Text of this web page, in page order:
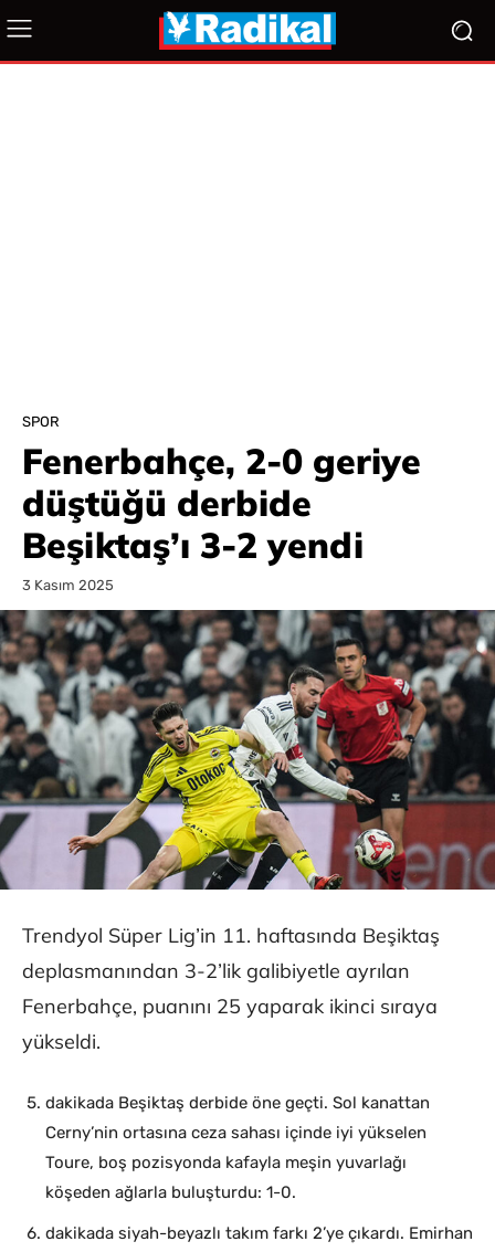
SPOR
Fenerbahçe, 2-0 geriye
düştüğü derbide
Beşiktaş’ı 3-2 yendi
3 Kasım 2025
Trendyol Süper Lig’in 11. haftasında Beşiktaş
deplasmanından 3-2’lik galibiyetle ayrılan
Fenerbahçe, puanını 25 yaparak ikinci sıraya
yükseldi.
dakikada Beşiktaş derbide öne geçti. Sol kanattan
Cerny’nin ortasına ceza sahası içinde iyi yükselen
Toure, boş pozisyonda kafayla meşin yuvarlağı
köşeden ağlarla buluşturdu: 1-0.
dakikada siyah-beyazlı takım farkı 2’ye çıkardı. Emirhan